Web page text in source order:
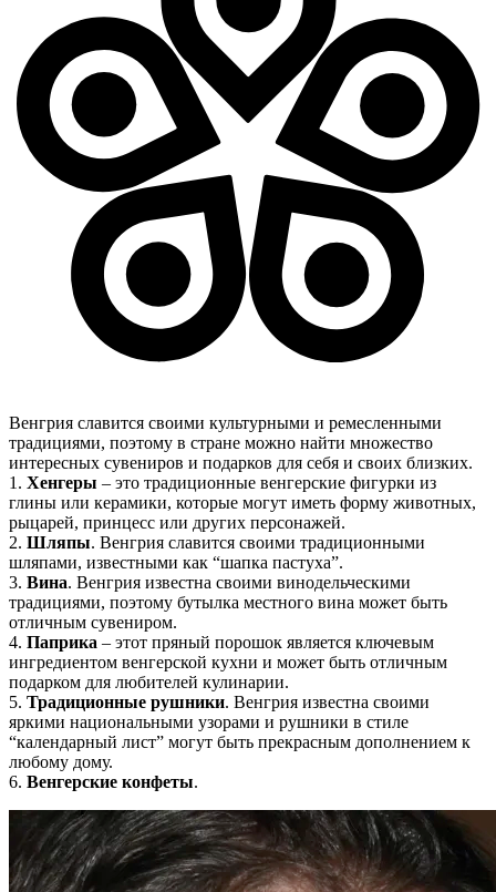
Венгрия славится своими культурными и ремесленными
традициями, поэтому в стране можно найти множество
интересных сувениров и подарков для себя и своих близких.
1. Хенгеры – это традиционные венгерские фигурки из
глины или керамики, которые могут иметь форму животных,
рыцарей, принцесс или других персонажей.
2. Шляпы. Венгрия славится своими традиционными
шляпами, известными как “шапка пастуха”.
3. Вина. Венгрия известна своими винодельческими
традициями, поэтому бутылка местного вина может быть
отличным сувениром.
4. Паприка – этот пряный порошок является ключевым
ингредиентом венгерской кухни и может быть отличным
подарком для любителей кулинарии.
5. Традиционные рушники. Венгрия известна своими
яркими национальными узорами и рушники в стиле
“календарный лист” могут быть прекрасным дополнением к
любому дому.
6. Венгерские конфеты.